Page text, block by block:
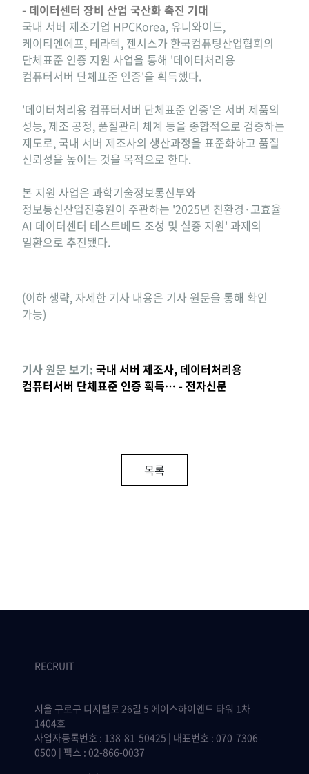
- 데이터센터 장비 산업 국산화 촉진 기대
국내 서버 제조기업 HPCKorea, 유니와이드,
케이티엔에프, 테라텍, 젠시스가 한국컴퓨팅산업협회의
단체표준 인증 지원 사업을 통해 '데이터처리용
컴퓨터서버 단체표준 인증'을 획득했다.
'데이터처리용 컴퓨터서버 단체표준 인증'은 서버 제품의
성능, 제조 공정, 품질관리 체계 등을 종합적으로 검증하는
제도로, 국내 서버 제조사의 생산과정을 표준화하고 품질
신뢰성을 높이는 것을 목적으로 한다.
본 지원 사업은 과학기술정보통신부와
정보통신산업진흥원이 주관하는 '2025년 친환경·고효율
AI 데이터센터 테스트베드 조성 및 실증 지원' 과제의
일환으로 추진됐다.
(이하 생략, 자세한 기사 내용은 기사 원문을 통해 확인
가능)
기사 원문 보기: 국내 서버 제조사, 데이터처리용
컴퓨터서버 단체표준 인증 획득… - 전자신문
목록
RECRUIT
서울 구로구 디지털로 26길 5 에이스하이엔드 타워 1차
1404호
사업자등록번호 : 138-81-50425 | 대표번호 : 070-7306-
0500 | 팩스 : 02-866-0037